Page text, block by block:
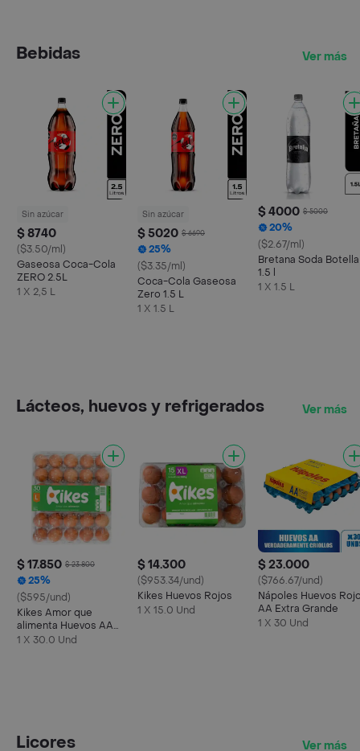
Bebidas Ver más
Sin azúcar
$ 8740
($3.50/ml)
Gaseosa Coca-Cola
ZERO 2.5L
1 X 2,5 L
Sin azúcar
$ 5020 $ 6690
25%
($3.35/ml)
Coca-Cola Gaseosa
Zero 1.5 L
1 X 1.5 L
$ 4000 $ 5000
20%
($2.67/ml)
Bretana Soda Botella
1.5 l
1 X 1.5 L
Lácteos, huevos y refrigerados Ver más
$ 17.850 $ 23.800
25%
($595/und)
Kikes Amor que
alimenta Huevos AA
Rojos L
1 X 30.0 Und
$ 14.300
($953.34/und)
Kikes Huevos Rojos
1 X 15.0 Und
$ 23.000
($766.67/und)
Nápoles Huevos
AA Extra Grande
1 X 30 Und
Licores Ver más